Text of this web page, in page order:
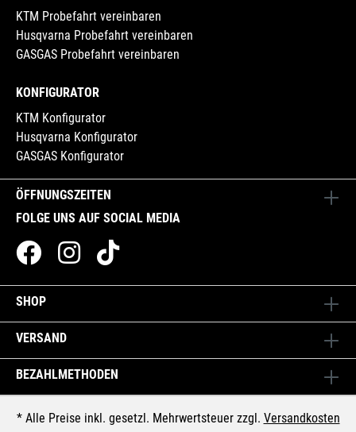
ÖFFNUNGSZEITEN
FOLGE UNS AUF SOCIAL MEDIA
KTM Probefahrt vereinbaren
Husqvarna Probefahrt vereinbaren
GASGAS Probefahrt vereinbaren
KONFIGURATOR
KTM Konfigurator
Husqvarna Konfigurator
GASGAS Konfigurator
SHOP
VERSAND
BEZAHLMETHODEN
* Alle Preise inkl. gesetzl. Mehrwertsteuer zzgl. Versandkosten